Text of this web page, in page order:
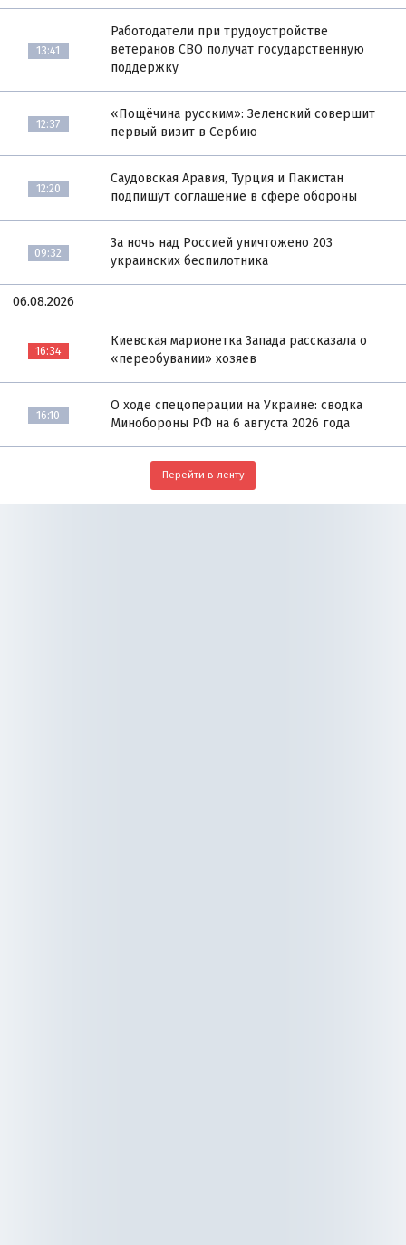
13:41
Работодатели при трудоустройстве
ветеранов СВО получат государственную
поддержку
12:37
«Пощёчина русским»: Зеленский совершит
первый визит в Сербию
12:20
Саудовская Аравия, Турция и Пакистан
подпишут соглашение в сфере обороны
09:32
За ночь над Россией уничтожено 203
украинских беспилотника
06.08.2026
16:34
Киевская марионетка Запада рассказала о
«переобувании» хозяев
16:10
О ходе спецоперации на Украине: сводка
Минобороны РФ на 6 августа 2026 года
Перейти в ленту